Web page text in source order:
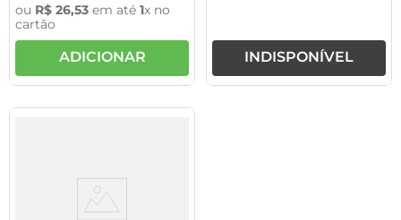
ou R$ 26,53 em até 1x no
cartão
ADICIONAR INDISPONÍVEL